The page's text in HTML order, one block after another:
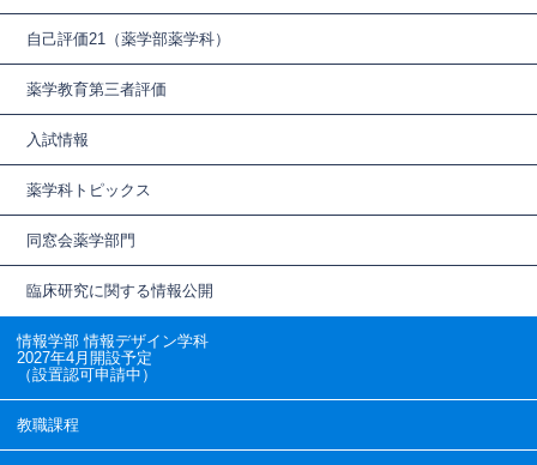
自己評価21（薬学部薬学科）
薬学教育第三者評価
入試情報
薬学科トピックス
同窓会薬学部門
臨床研究に関する情報公開
情報学部 情報デザイン学科
2027年4月開設予定
（設置認可申請中）
教職課程